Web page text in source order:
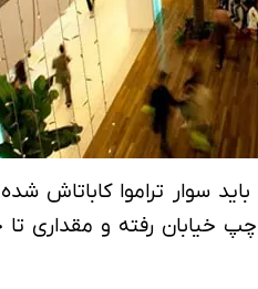
باید سوار تراموا
خیابان رفته و مقداری تا